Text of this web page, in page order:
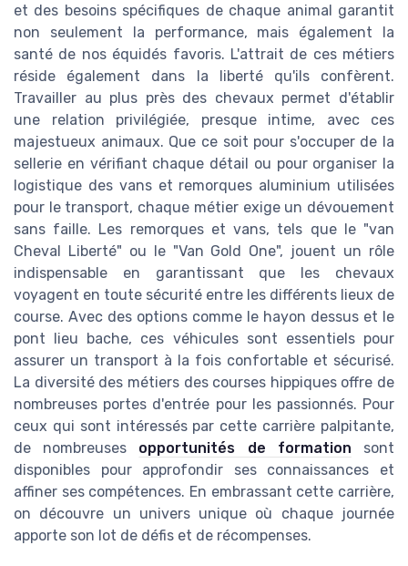
et des besoins spécifiques de chaque animal garantit
non seulement la performance, mais également la
santé de nos équidés favoris. L'attrait de ces métiers
réside également dans la liberté qu'ils confèrent.
Travailler au plus près des chevaux permet d'établir
une relation privilégiée, presque intime, avec ces
majestueux animaux. Que ce soit pour s'occuper de la
sellerie en vérifiant chaque détail ou pour organiser la
logistique des vans et remorques aluminium utilisées
pour le transport, chaque métier exige un dévouement
sans faille. Les remorques et vans, tels que le "van
Cheval Liberté" ou le "Van Gold One", jouent un rôle
indispensable en garantissant que les chevaux
voyagent en toute sécurité entre les différents lieux de
course. Avec des options comme le hayon dessus et le
pont lieu bache, ces véhicules sont essentiels pour
assurer un transport à la fois confortable et sécurisé.
La diversité des métiers des courses hippiques offre de
nombreuses portes d'entrée pour les passionnés. Pour
ceux qui sont intéressés par cette carrière palpitante,
de nombreuses opportunités de formation sont
disponibles pour approfondir ses connaissances et
affiner ses compétences. En embrassant cette carrière,
on découvre un univers unique où chaque journée
apporte son lot de défis et de récompenses.